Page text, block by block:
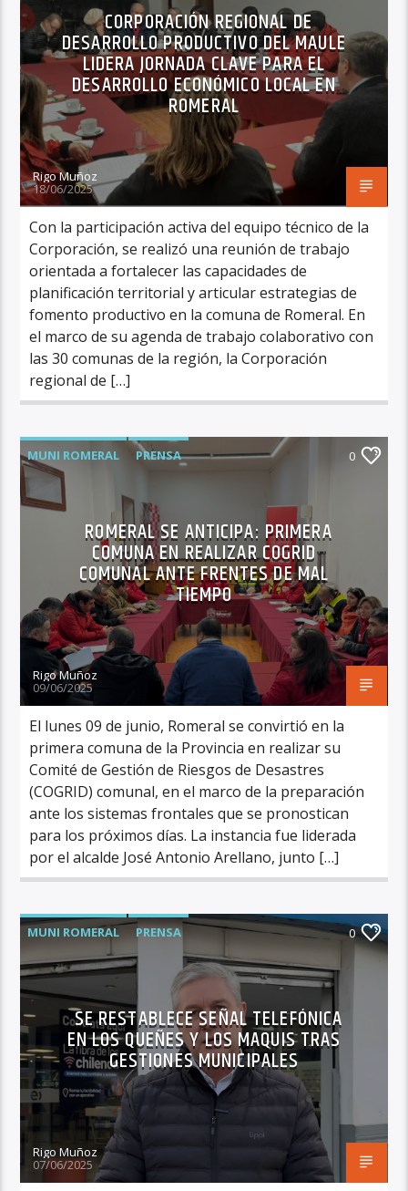
CORPORACIÓN REGIONAL DE
DESARROLLO PRODUCTIVO DEL MAULE
LIDERA JORNADA CLAVE PARA EL
DESARROLLO ECONÓMICO LOCAL EN
ROMERAL
Rigo Muñoz
18/06/2025
Con la participación activa del equipo técnico de la
Corporación, se realizó una reunión de trabajo
orientada a fortalecer las capacidades de
planificación territorial y articular estrategias de
fomento productivo en la comuna de Romeral. En
el marco de su agenda de trabajo colaborativo con
las 30 comunas de la región, la Corporación
regional de […]
MUNI ROMERAL PRENSA 0
ROMERAL SE ANTICIPA: PRIMERA
COMUNA EN REALIZAR COGRID
COMUNAL ANTE FRENTES DE MAL
TIEMPO
Rigo Muñoz
09/06/2025
El lunes 09 de junio, Romeral se convirtió en la
primera comuna de la Provincia en realizar su
Comité de Gestión de Riesgos de Desastres
(COGRID) comunal, en el marco de la preparación
ante los sistemas frontales que se pronostican
para los próximos días. La instancia fue liderada
por el alcalde José Antonio Arellano, junto […]
MUNI ROMERAL PRENSA 0
SE RESTABLECE SEÑAL TELEFÓNICA
EN LOS QUEÑES Y LOS MAQUIS TRAS
GESTIONES MUNICIPALES
Rigo Muñoz
07/06/2025